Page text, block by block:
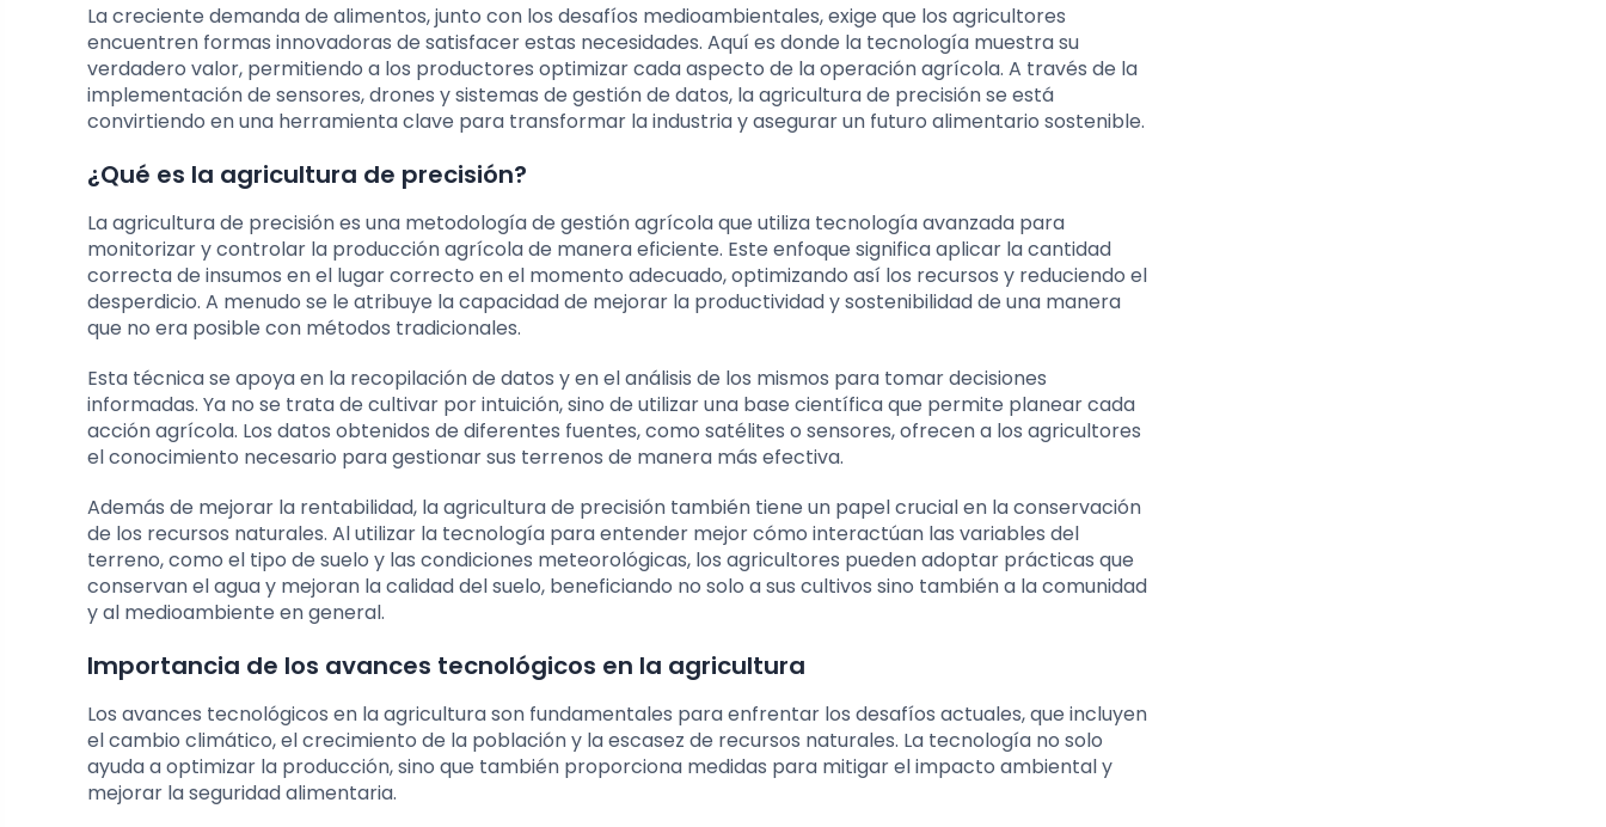
La creciente demanda de alimentos, junto con los desafíos medioambientales, exige que los agricultores
encuentren formas innovadoras de satisfacer estas necesidades. Aquí es donde la tecnología muestra su
verdadero valor, permitiendo a los productores optimizar cada aspecto de la operación agrícola. A través de la
implementación de sensores, drones y sistemas de gestión de datos, la agricultura de precisión se está
convirtiendo en una herramienta clave para transformar la industria y asegurar un futuro alimentario sostenible.
¿Qué es la agricultura de precisión?
La agricultura de precisión es una metodología de gestión agrícola que utiliza tecnología avanzada para
monitorizar y controlar la producción agrícola de manera eficiente. Este enfoque significa aplicar la cantidad
correcta de insumos en el lugar correcto en el momento adecuado, optimizando así los recursos y reduciendo el
desperdicio. A menudo se le atribuye la capacidad de mejorar la productividad y sostenibilidad de una manera
que no era posible con métodos tradicionales.
Esta técnica se apoya en la recopilación de datos y en el análisis de los mismos para tomar decisiones
informadas. Ya no se trata de cultivar por intuición, sino de utilizar una base científica que permite planear cada
acción agrícola. Los datos obtenidos de diferentes fuentes, como satélites o sensores, ofrecen a los agricultores
el conocimiento necesario para gestionar sus terrenos de manera más efectiva.
Además de mejorar la rentabilidad, la agricultura de precisión también tiene un papel crucial en la conservación
de los recursos naturales. Al utilizar la tecnología para entender mejor cómo interactúan las variables del
terreno, como el tipo de suelo y las condiciones meteorológicas, los agricultores pueden adoptar prácticas que
conservan el agua y mejoran la calidad del suelo, beneficiando no solo a sus cultivos sino también a la comunidad
y al medioambiente en general.
Importancia de los avances tecnológicos en la agricultura
Los avances tecnológicos en la agricultura son fundamentales para enfrentar los desafíos actuales, que incluyen
el cambio climático, el crecimiento de la población y la escasez de recursos naturales. La tecnología no solo
ayuda a optimizar la producción, sino que también proporciona medidas para mitigar el impacto ambiental y
mejorar la seguridad alimentaria.